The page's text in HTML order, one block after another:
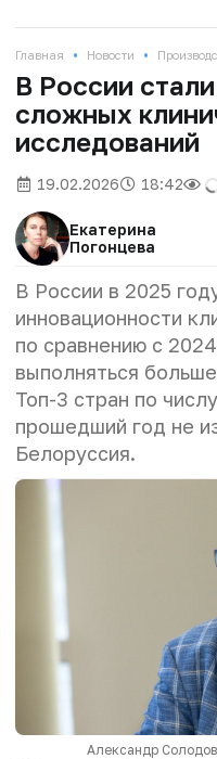
Главная • Новости •
В России
сложных
исследований
19.02.2026 18:42
Екатерина
Погонцева
В России в 2025
инновационности
по сравнению с
выполняться
Топ-3 стран по
прошедший год не
Белоруссия.
Александр